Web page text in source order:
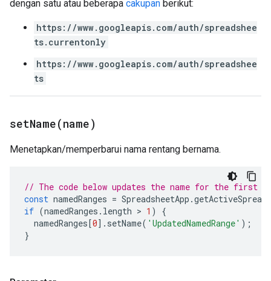
dengan satu atau beberapa cakupan berikut:
https://www.googleapis.com/auth/spreadshee
ts.currentonly
https://www.googleapis.com/auth/spreadshee
ts
setName(name)
Menetapkan/memperbarui nama rentang bernama.
// The code below updates the name for the first
const namedRanges = SpreadsheetApp .
if (namedRanges . length > 1 )
{
namedRanges[0]. setName( 'UpdatedNamedRange' );
}